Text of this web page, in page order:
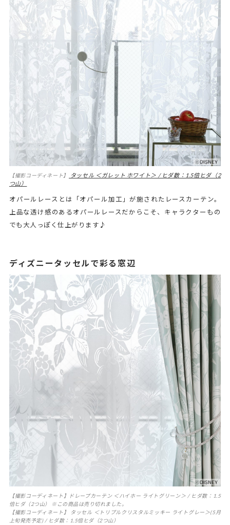
【撮影コーディネート】
タッセル ＜ガレット ホワイト＞ / ヒダ数：1.5倍ヒダ（2
つ山）
オパールレースとは「オパール加工」が施されたレースカーテン。
上品な透け感のあるオパールレースだからこそ、キャラクターもの
でも大人っぽく仕上がります♪
ディズニータッセルで彩る窓辺
【撮影コーディネート】ドレープカーテン ＜ハイホー ライトグリーン＞ / ヒダ数：1.5
倍ヒダ（2つ山） ※この商品は売り切れました。
【撮影コーディネート】 タッセル ＜トリプルクリスタルミッキー ライトグレー＞(5月
上旬発売予定) / ヒダ数：1.5倍ヒダ（2つ山）